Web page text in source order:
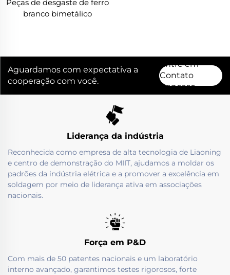
Peças de desgaste de ferro
branco bimetálico
Aguardamos com expectativa a
cooperação com você.
Entre em
Contato
Conosco
Liderança da indústria
Reconhecida como empresa de alta tecnologia de Liaoning
e centro de demonstração do MIIT, ajudamos a moldar os
padrões da indústria elétrica e a promover a excelência em
soldagem por meio de liderança ativa em associações
nacionais.
Força em P&D
Com mais de 50 patentes nacionais e um laboratório
interno avançado, garantimos testes rigorosos, forte